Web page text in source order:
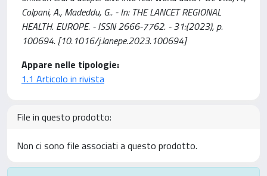
Colpani, A., Madeddu, G.. - In: THE LANCET REGIONAL
HEALTH. EUROPE. - ISSN 2666-7762. - 31:(2023), p.
100694. [10.1016/j.lanepe.2023.100694]
Appare nelle tipologie:
1.1 Articolo in rivista
File in questo prodotto:
Non ci sono file associati a questo prodotto.